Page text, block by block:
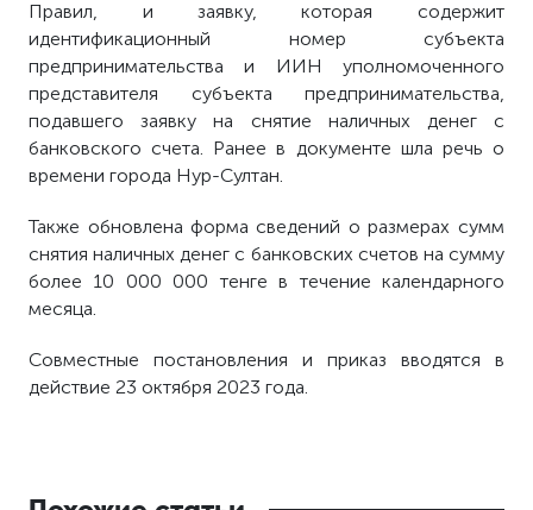
Правил, и заявку, которая содержит
идентификационный номер субъекта
предпринимательства и ИИН уполномоченного
представителя субъекта предпринимательства,
подавшего заявку на снятие наличных денег с
банковского счета. Ранее в документе шла речь о
времени города Нур-Султан.
Также обновлена форма сведений о размерах сумм
снятия наличных денег с банковских счетов на сумму
более 10 000 000 тенге в течение календарного
месяца.
Совместные постановления и приказ вводятся в
действие 23 октября 2023 года.